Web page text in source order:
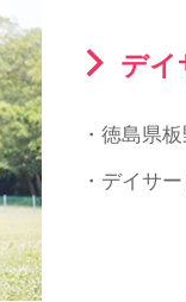
デイ
・徳島県
・デイサ